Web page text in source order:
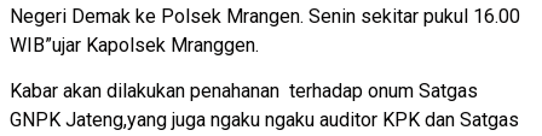
Negeri Demak ke Polsek Mrangen. Senin sekitar pukul 16.00
WIB”ujar Kapolsek Mranggen.
Kabar akan dilakukan penahanan terhadap onum Satgas
GNPK Jateng,yang juga ngaku ngaku auditor KPK dan Satgas